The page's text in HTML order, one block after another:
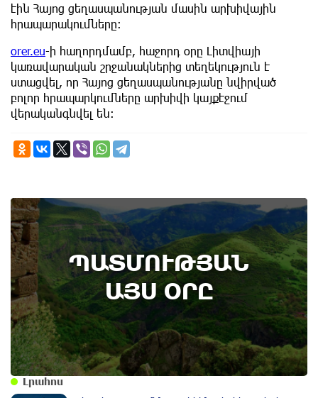
էին Հայոց ցեղասպանության մասին արխիվային
հրապարակումները։
orer.eu-ի հաղորդմամբ, հաջորդ օրը Լիտվիայի
կառավարական շրջանակներից տեղեկություն է
ստացվել, որ Հայոց ցեղասպանությանը նվիրված
բոլոր հրապարկումները արխիվի կայքէջում
վերականգնվել են։
ՊԱՏՄՈՒԹՅԱՆ
ԱՅՍ ՕՐԸ
9th of August
Անտառային հրդեհներից պաշտպանության
օր. պատմության այս օրը (9 օգոստոս)
Լրահոս